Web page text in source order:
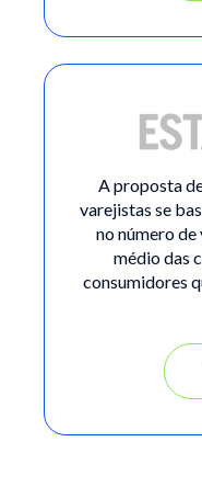
A proposta
varejistas se
no número
médio das
consumidores